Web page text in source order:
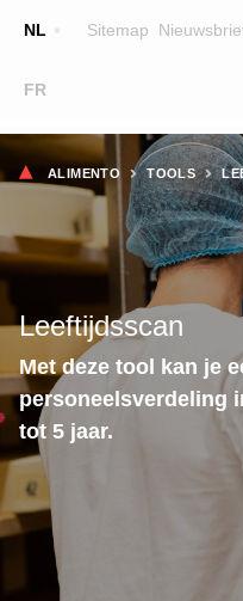
NL
FR
Sitemap
Main
navigation
OPLEIDINGEN
LESGEVERS
WIE ZIJN WE
CONTACT
ZOEK
Kruimelpad
ALIMENTO TOOLS
Leeftijdsscan
Met deze tool kan je
personeelsverdeling
tot 5 jaar.